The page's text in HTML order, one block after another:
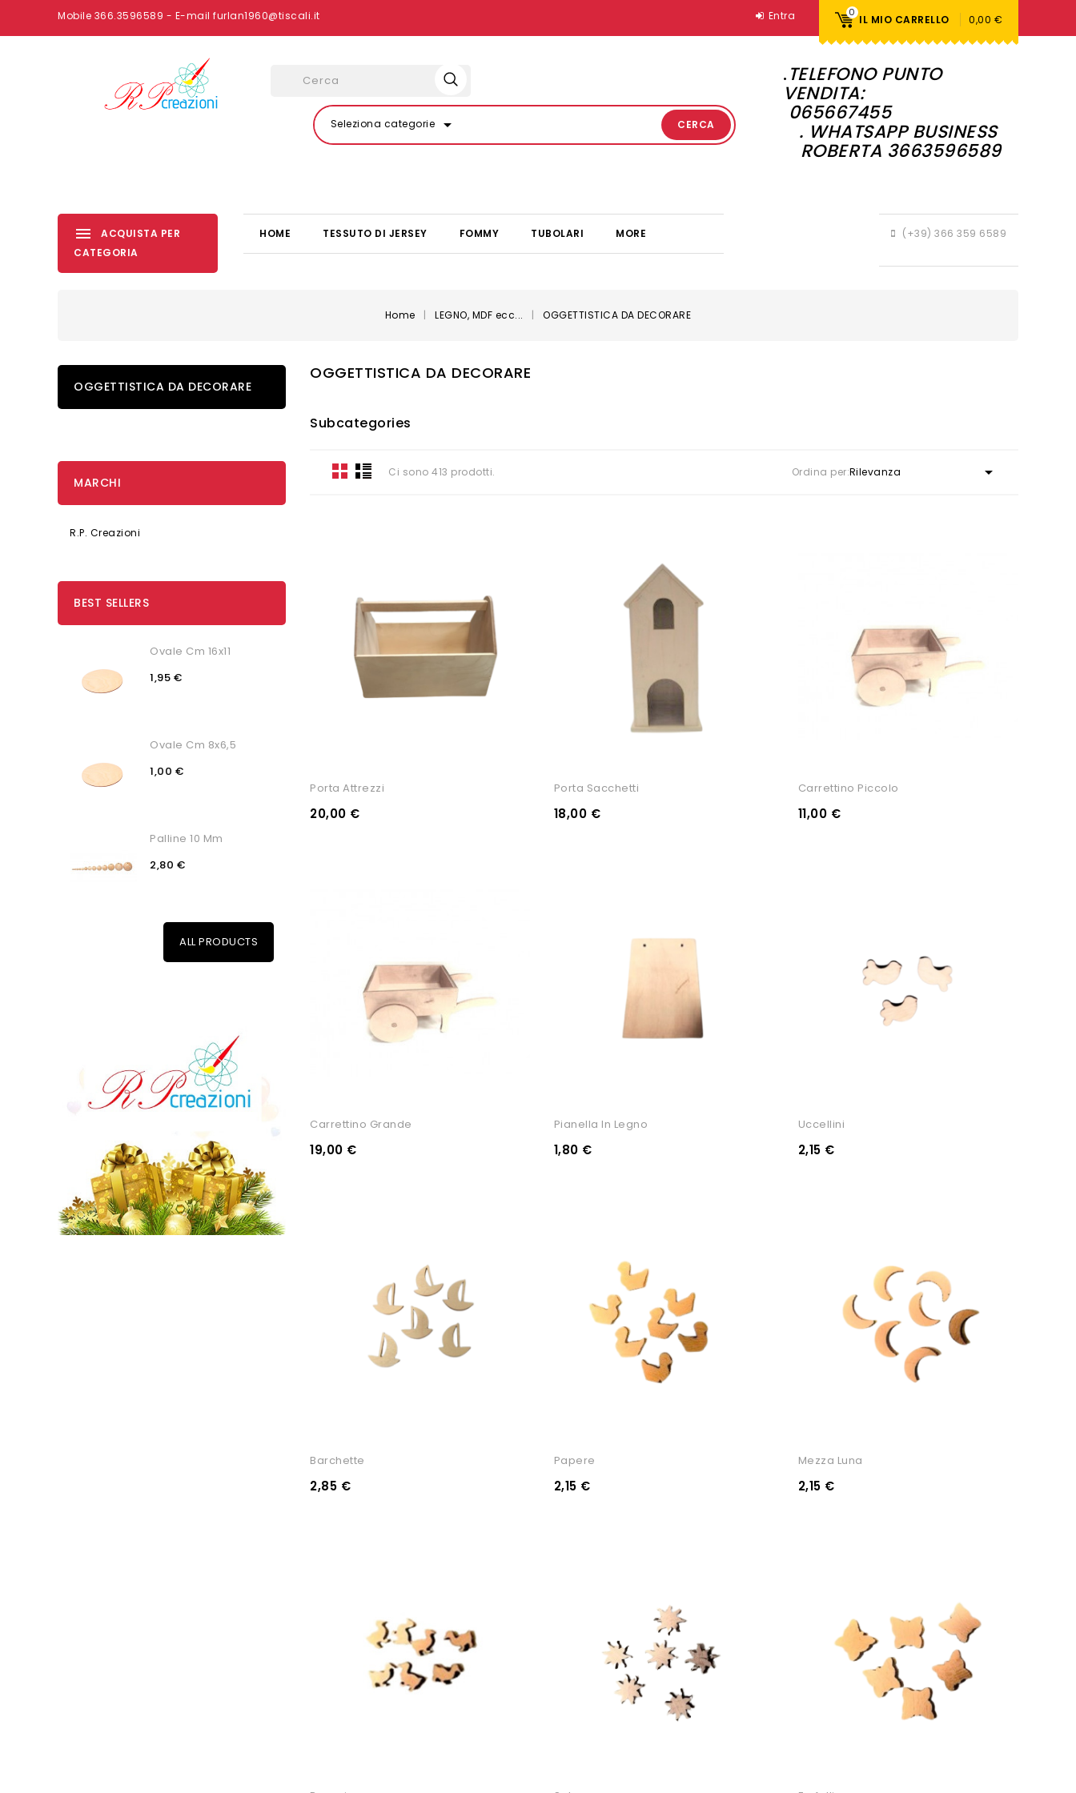
Mobile 366.3596589 - E-mail furlan1960@tiscali.it 0
IL MIO CARRELLO 0,00 €
Entra
.TELEFONO PUNTO
VENDITA:
065667455
. WHATSAPP BUSINESS
ROBERTA 3663596589
Seleziona categorie arrow_drop_down CERCA
ACQUISTA PER
CATEGORIA
HOME TESSUTO DI JERSEY FOMMY TUBOLARI MORE (+39) 366 359 6589
Home LEGNO, MDF ecc... OGGETTISTICA DA DECORARE
OGGETTISTICA DA DECORARE
MARCHI
R.P. Creazioni
BEST SELLERS
Ovale Cm 16x11
1,95 €
Ovale Cm 8x6,5
1,00 €
Palline 10 Mm
2,80 €
ALL PRODUCTS
OGGETTISTICA DA DECORARE
Subcategories
Ci sono 413 prodotti. Ordina per:Rilevanza 
Porta Attrezzi
20,00 €
Porta Sacchetti
18,00 €
Carrettino Piccolo
11,00 €
Carrettino Grande
19,00 €
Pianella In Legno
1,80 €
Uccellini
2,15 €
Barchette
2,85 €
Papere
2,15 €
Mezza Luna
2,15 €